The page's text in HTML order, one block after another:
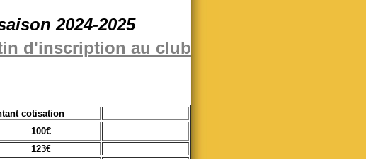
2024-2025
d'inscription au club
cotisation
100€
123€